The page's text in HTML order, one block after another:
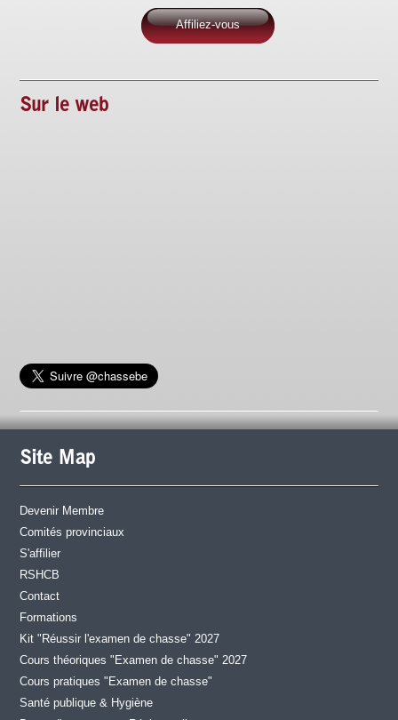
Affiliez-vous
Sur le web
Site Map
Devenir Membre
Comités provinciaux
S'affilier
RSHCB
Contact
Formations
Kit "Réussir l'examen de chasse" 2027
Cours théoriques "Examen de chasse" 2027
Cours pratiques "Examen de chasse"
Santé publique & Hygiène